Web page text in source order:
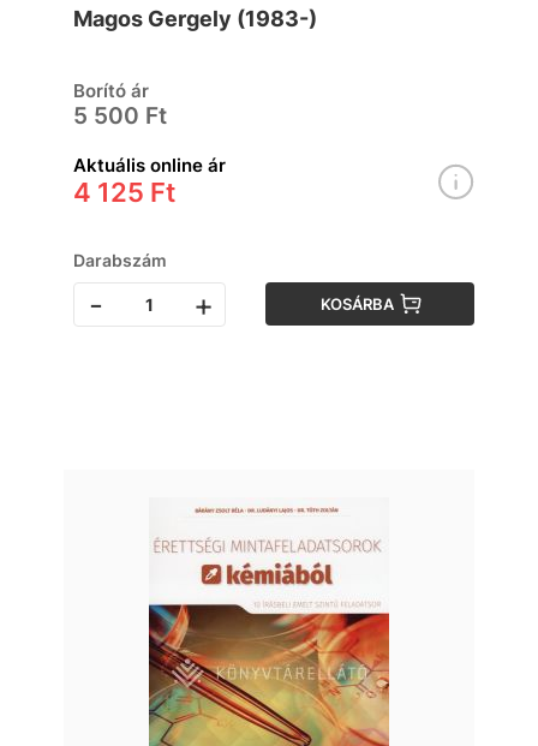
Magos Gergely (1983-)
Borító ár
5 500 Ft
Aktuális online ár
4 125 Ft
Darabszám
- + KOSÁRBA